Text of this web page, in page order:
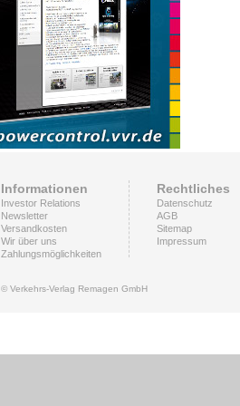
Informationen
Investor Relations
Newsletter
Versandkosten
Wir über uns
Zahlungsmöglichkeiten
Rechtliches
Datenschutz
AGB
Sitemap
Impressum
© Verkehrs-Verlag Remagen GmbH